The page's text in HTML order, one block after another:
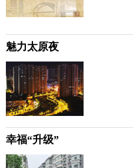
魅力太原夜
幸福“升级”